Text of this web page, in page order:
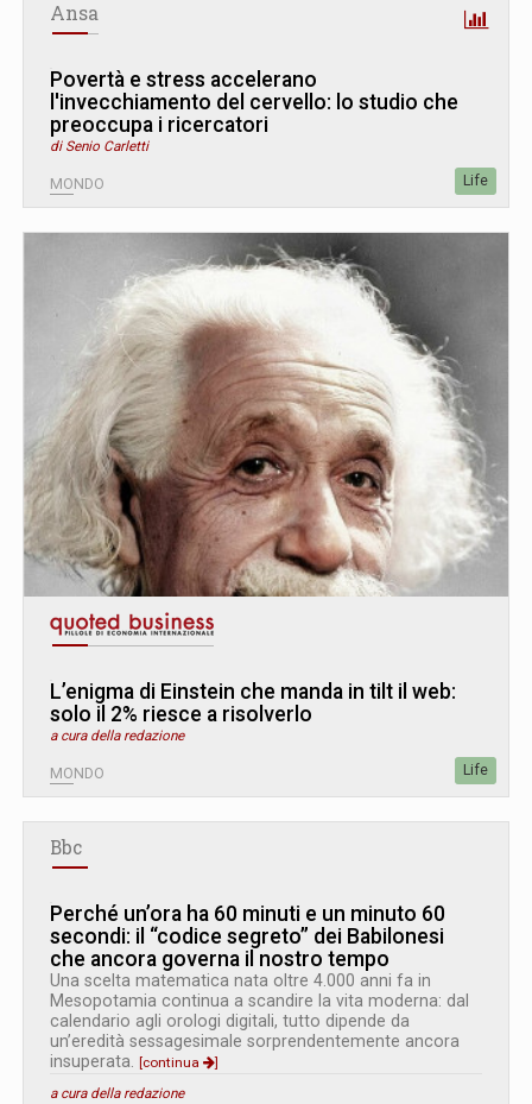
Ansa
Povertà e stress accelerano
l'invecchiamento del cervello: lo studio che
preoccupa i ricercatori
di Senio Carletti
MONDO Life
L’enigma di Einstein che manda in tilt il web:
solo il 2% riesce a risolverlo
a cura della redazione
MONDO Life
Bbc
Perché un’ora ha 60 minuti e un minuto 60
secondi: il “codice segreto” dei Babilonesi
che ancora governa il nostro tempo
Una scelta matematica nata oltre 4.000 anni fa in
Mesopotamia continua a scandire la vita moderna: dal
calendario agli orologi digitali, tutto dipende da
un’eredità sessagesimale sorprendentemente ancora
insuperata.
[continua
]
a cura della redazione